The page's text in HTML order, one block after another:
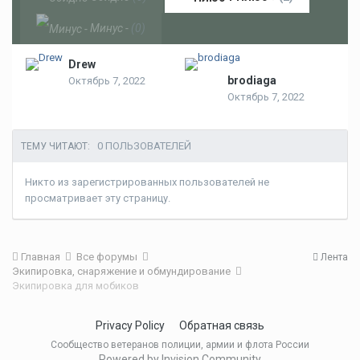
Минус - (0)
Drew
Октябрь 7, 2022 brodiaga
Октябрь 7, 2022
ТЕМУ ЧИТАЮТ: 0 ПОЛЬЗОВАТЕЛЕЙ
Никто из зарегистрированных пользователей не
просматривает эту страницу.
Лента
Главная
Все форумы
Экипировка, снаряжение и обмундирование
Экипировка для мобиков
Privacy Policy Обратная связь
Сообщество ветеранов полиции, армии и флота России